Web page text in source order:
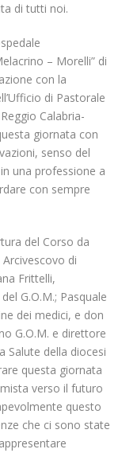
di tutti noi.
– Morelli” di
con la
di Pastorale
Calabria-
giornata con
senso del
una professione a
con sempre
del Corso da
di
Frittelli,
G.O.M.; Pasquale
dei medici, e don
G.O.M. e direttore
Salute della diocesi
questa giornata
verso il futuro
questo
che ci sono state